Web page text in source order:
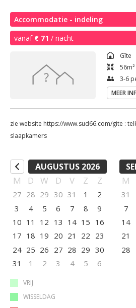
Accommodatie - indeling
vanaf € 71 / nacht
Gîte
56m²
3-6
MEER
zie website https://www.sud66.com/gite :
slaapkamers
AUGUSTUS 2026
M D W D V Z Z
27 28 29 30 31 1
2
3
4 5 6 7 8
9
10 11 12 13 14 15 16
17 18 19 20 21 22 23
24 25 26 27 28 29 30
31
1 2 3 4 5 6
M
31
7
14
21
28
VRIJ
WISSELDAG